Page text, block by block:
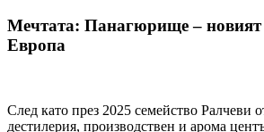
Мечтата: Панагюрище –
Европа
След като през 2025 семейство Ралчеви
дестилерия, производствен и арома